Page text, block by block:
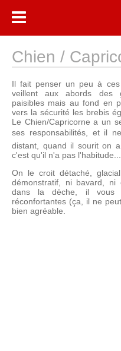
Chien /
Il fait penser un peu à
veillent aux abords des
paisibles mais au fond en
vers la sécurité les brebis
Le Chien/Capricorne a un
ses responsabilités, et il
distant, quand il sourit on
c'est qu'il n'a pas l'habitude...
On le croit détaché,
démonstratif, ni bavard, ni
dans la dèche, il vous
réconfortantes (ça, il ne
bien agréable.